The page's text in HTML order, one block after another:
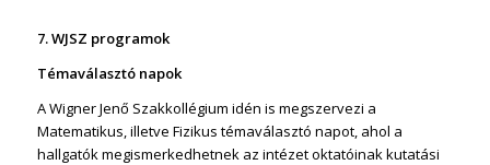
7. WJSZ programok
Témaválasztó napok
A Wigner Jenő Szakkollégium idén is megszervezi a
Matematikus, illetve Fizikus témaválasztó napot, ahol a
hallgatók megismerkedhetnek az intézet oktatóinak kutatási